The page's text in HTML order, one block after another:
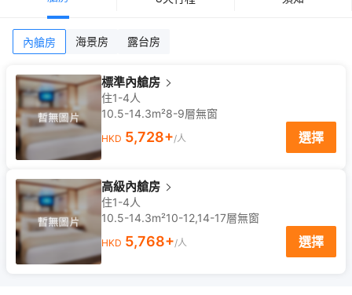
內艙房 海景房 露台房
標準內艙房
住1-4人
10.5-14.3m²8-9層無窗
HKD 5,728+/人 選擇
高級內艙房
住1-4人
10.5-14.3m²10-12,14-17層無窗
HKD 5,768+/人 選擇